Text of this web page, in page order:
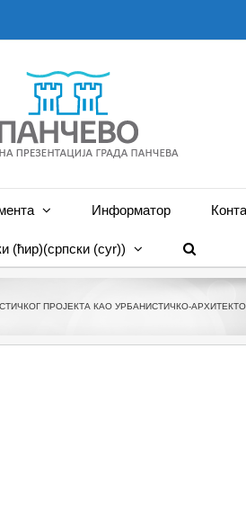
Информатор
(ћир)(српски (cyr))
ПРОЈЕКТА КАО УРБАНИСТИЧКО-